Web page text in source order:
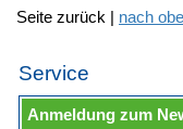
Seite zurück | nach
Service
Anmeldung zum